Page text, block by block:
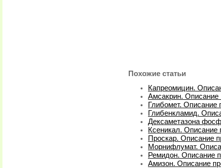
Похожие статьи
Капреомицин.
Амсакрин. Описание
Глибомет. Описание
Глибенкламид.
Дексаметазона
Ксеникал. Описание
Проскар. Описание
Морнифлумат.
Ремидон. Описание
Амизон. Описание